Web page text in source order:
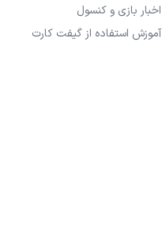
اخبار بازی و کنسول
آموزش استفاده از گیفت کارت